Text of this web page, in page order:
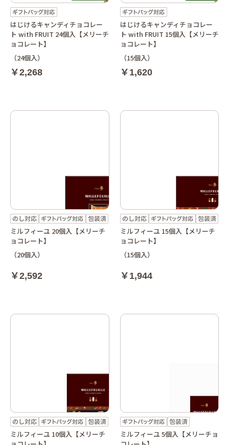
はじけるキャンディチョコレー
ト with FRUIT 24個入【メリーチ
ョコレート】
（24個入）
￥2,268
はじけるキャンディチョコレー
ト with FRUIT 15個入【メリーチ
ョコレート】
（15個入）
￥1,620
ミルフィーユ 20個入【メリーチ
ョコレート】
（20個入）
￥2,592
ミルフィーユ 15個入【メリーチ
ョコレート】
（15個入）
￥1,944
ミルフィーユ 10個入【メリーチ
ミルフィーユ 5個入【メリーチョ